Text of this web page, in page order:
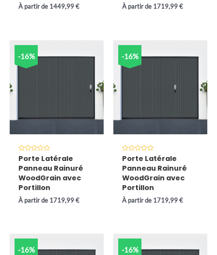
À partir de 1449,99€ À partir de 1719,99€
-16%
Note
0
sur
Porte Latérale
Panneau Rainuré
WoodGrain avec
Portillon
À partir de 1719,99€
-16%
Note
0
sur
Porte Latérale
Panneau Rainuré
WoodGrain avec
Portillon
À partir de 1719,99€
-16% -16%